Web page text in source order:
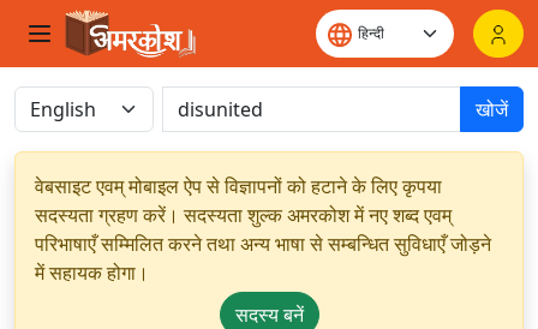
खोजें
वेबसाइट एवम् मोबाइल ऐप से विज्ञापनों को हटाने के लिए कृपया
सदस्यता ग्रहण करें। सदस्यता शुल्क अमरकोश में नए शब्द एवम्
परिभाषाएँ सम्मिलित करने तथा अन्य भाषा से सम्बन्धित सुविधाएँ जोड़ने
में सहायक होगा।
सदस्य बनें